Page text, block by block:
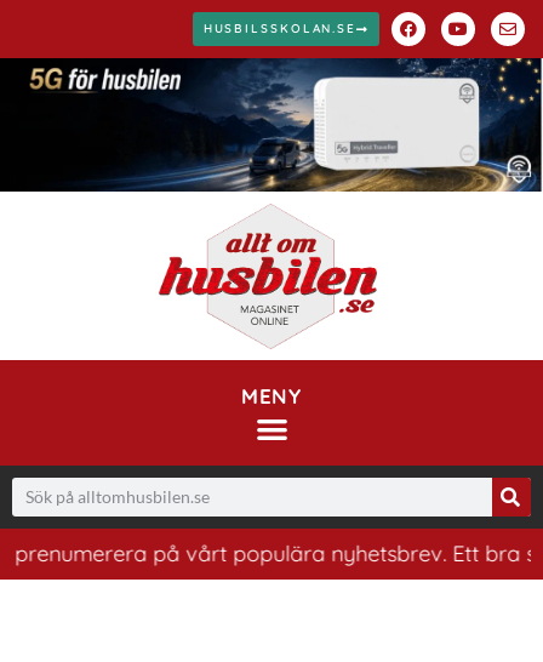
HUSBILSSKOLAN.SE
MENY
på vårt populära nyhetsbrev. Ett bra sätt